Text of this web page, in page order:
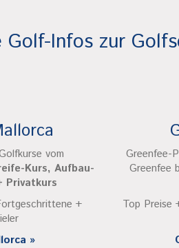
Infos zur
vom
Kurs, Aufbau-
Privatkurs
+
»
Greenfee-
Greenfee
Top Preise